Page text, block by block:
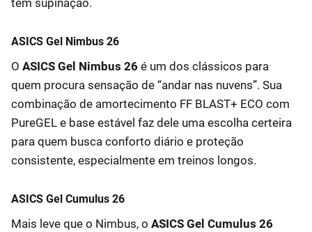
tem supinação.
ASICS Gel Nimbus 26
O ASICS Gel Nimbus 26 é um dos clássicos para
quem procura sensação de “andar nas nuvens”. Sua
combinação de amortecimento FF BLAST+ ECO com
PureGEL e base estável faz dele uma escolha certeira
para quem busca conforto diário e proteção
consistente, especialmente em treinos longos.
ASICS Gel Cumulus 26
Mais leve que o Nimbus, o ASICS Gel Cumulus 26